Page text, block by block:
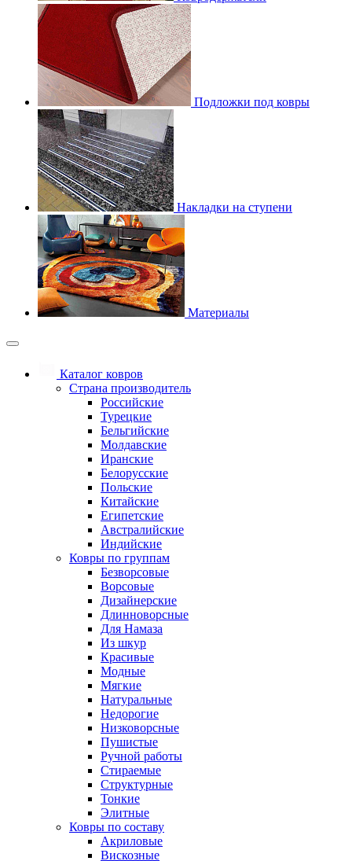
Подложки под ковры
Накладки на ступени
Материалы
Каталог ковров
Страна производитель
Российские
Турецкие
Бельгийские
Молдавские
Иранские
Белорусские
Польские
Китайские
Египетские
Австралийские
Индийские
Ковры по группам
Безворсовые
Ворсовые
Дизайнерские
Длинноворсные
Для Намаза
Из шкур
Красивые
Модные
Мягкие
Натуральные
Недорогие
Низковорсные
Пушистые
Ручной работы
Стираемые
Структурные
Тонкие
Элитные
Ковры по составу
Акриловые
Вискозные